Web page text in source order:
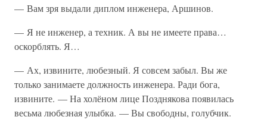
— Вам зря выдали диплом инженера, Аршинов.
— Я не инженер, а техник. А вы не имеете права…
оскорблять. Я…
— Ах, извините, любезный. Я совсем забыл. Вы же
только занимаете должность инженера. Ради бога,
извините. — На холёном лице Позднякова появилась
весьма любезная улыбка. — Вы свободны, голубчик.